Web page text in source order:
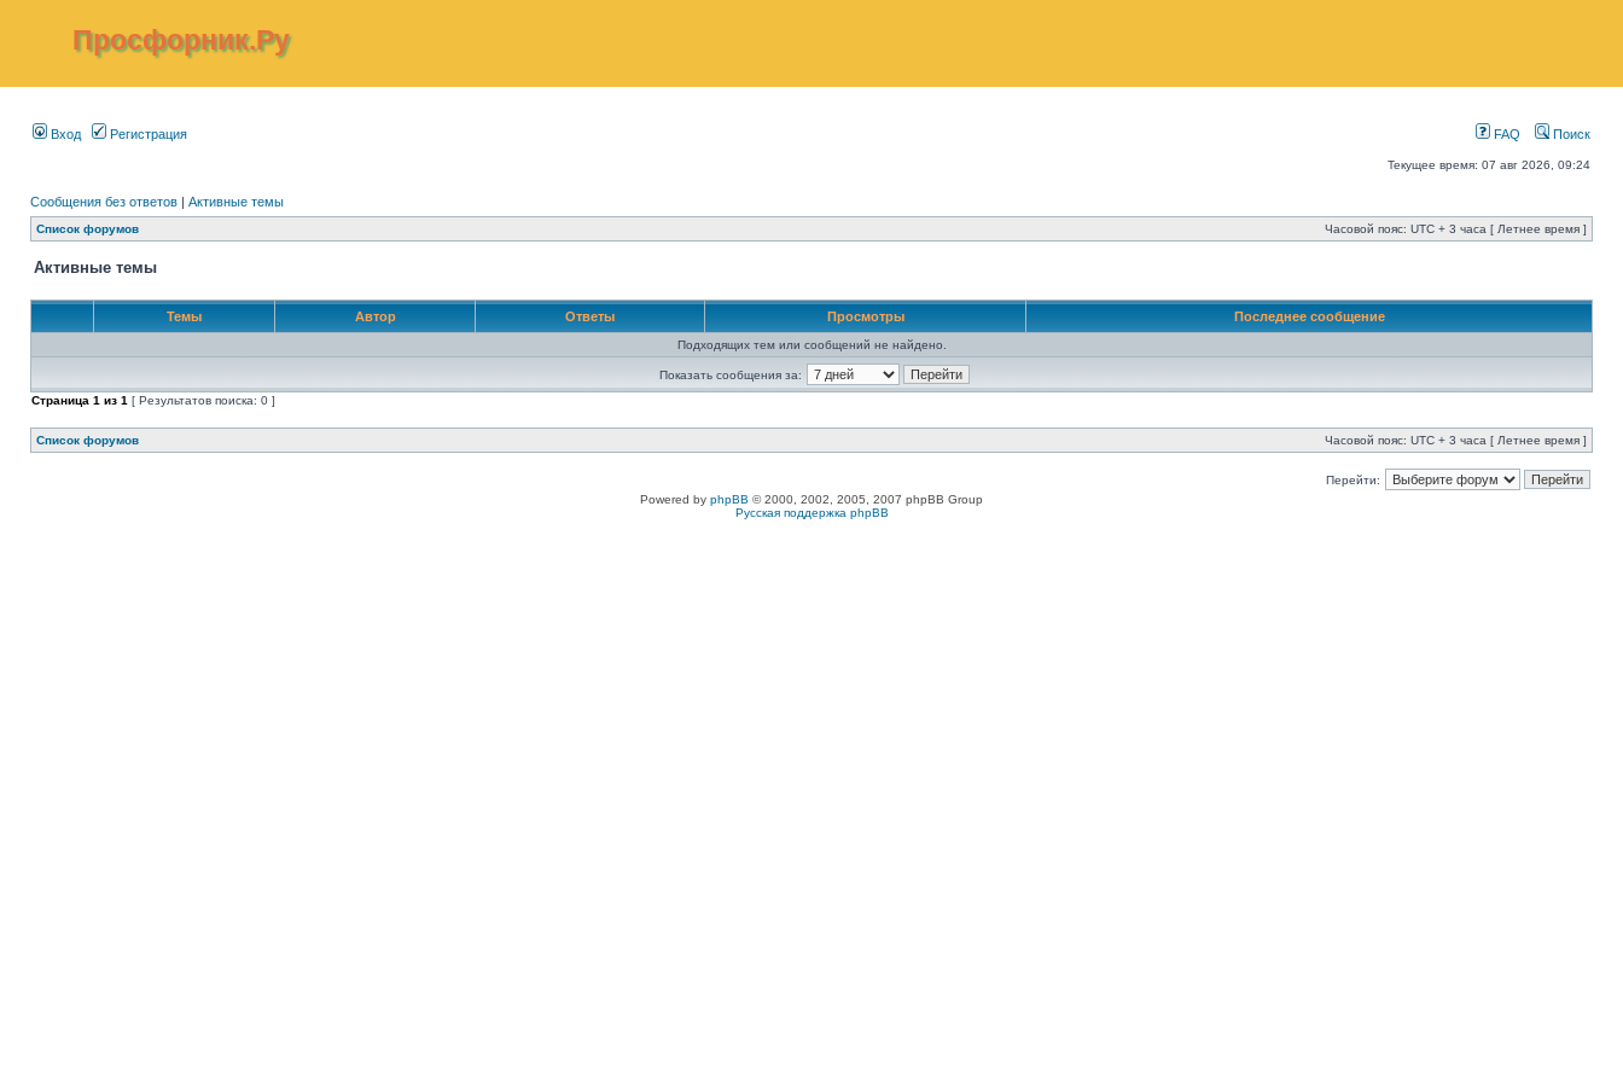
Просфорник.Ру
Вход Регистрация FAQ Поиск
Текущее время: 07 авг 2026, 09:24
Сообщения без ответов | Активные темы
Список форумов Часовой пояс: UTC + 3 часа [ Летнее время ]
Активные темы
Темы Автор Ответы Просмотры Последнее сообщение
Подходящих тем или сообщений не найдено.
Показать сообщения за:
Страница 1 из 1 [ Результатов поиска: 0 ]
Список форумов Часовой пояс: UTC + 3 часа [ Летнее время ]
Перейти:
Powered by phpBB © 2000, 2002, 2005, 2007 phpBB Group
Русская поддержка phpBB